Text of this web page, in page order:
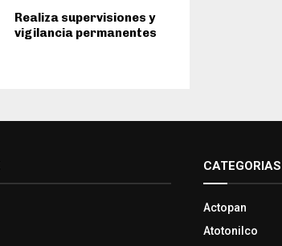
Realiza supervisiones y
vigilancia permanentes
CATEGORIAS
Actopan
Atotonilco